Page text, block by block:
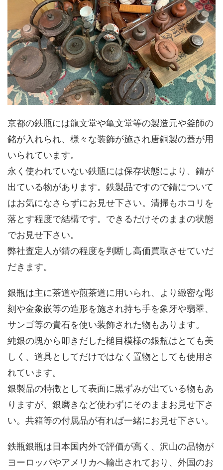
京都の鉄瓶には龍文堂や亀文堂等の製造元や釜師の
銘が入れられ、様々な装飾が施され唐銅製の蓋が用
いられています。
永く使われていない鉄瓶には保存状態により、錆が
出ている物があります。鉄製品ですので錆について
はお気になさらずにお見せ下さい。清掃もホコリを
落とす程度で結構です。できるだけそのままの状態
でお見せ下さい。
弊社査定人が錆の程度を判断し高価買取させていだ
だきます。
銀瓶は主に茶道や煎茶道に用いられ、より緻密な彫
刻や金象嵌等の造形を施され持ち手を象牙や翡翠、
サンゴ等の貴石を使い装飾された物もあります。
純銀の塊から叩きだした槌目模様の銀瓶はとても美
しく、道具としてだけではなく置物としても使用さ
れています。
銀製品の特徴として表面に黒ずみが出ている物もあ
りますが、銀磨きなど使わずにそのままお見せ下さ
い。共箱等の付属品が有れば一緒にお見せ下さい。
鉄瓶銀瓶は日本国内外で評価が高く、沢山の品物が
ヨーロッパやアメリカへ輸出されており、外国のお